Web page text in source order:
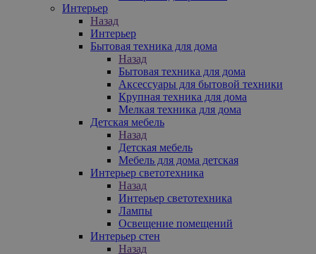
Интерьер
Назад
Интерьер
Бытовая техника для дома
Назад
Бытовая техника для дома
Аксессуары для бытовой техники
Крупная техника для дома
Мелкая техника для дома
Детская мебель
Назад
Детская мебель
Мебель для дома детская
Интерьер светотехника
Назад
Интерьер светотехника
Лампы
Освещение помещений
Интерьер стен
Назад